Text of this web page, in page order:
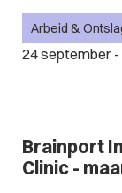
24 september -
Arbeid &
Brainport
Clinic -